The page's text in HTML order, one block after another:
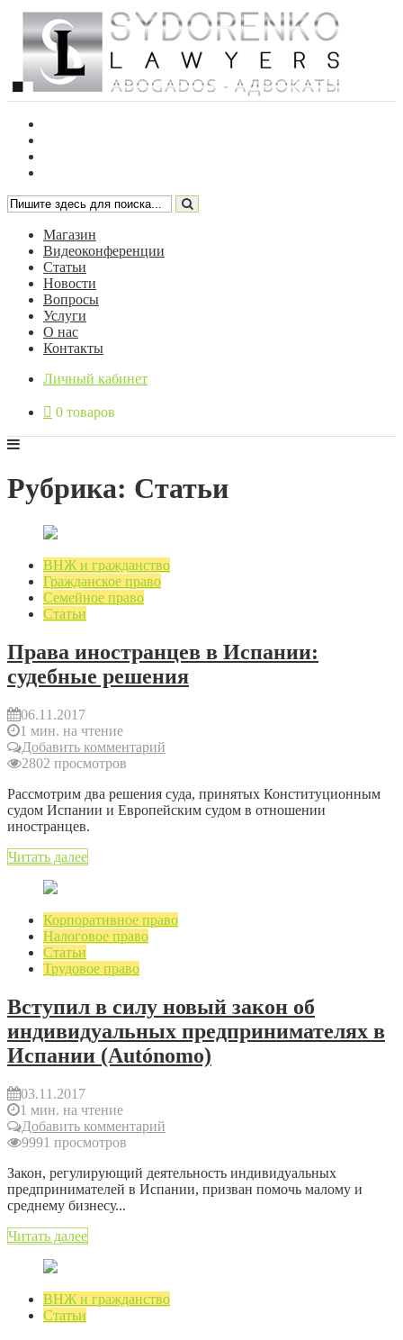
Магазин
Видеоконференции
Статьи
Новости
Вопросы
Услуги
О нас
Контакты
Личный кабинет
0 товаров
Рубрика: Статьи
ВНЖ и гражданство
Гражданское право
Семейное право
Статьи
Права иностранцев в Испании:
судебные решения
06.11.2017
1 мин. на чтение
Добавить комментарий
2802 просмотров
Рассмотрим два решения суда, принятых Конституционным
судом Испании и Европейским судом в отношении
иностранцев.
Читать далее
Корпоративное право
Налоговое право
Статьи
Трудовое право
Вступил в силу новый закон об
индивидуальных предпринимателях в
Испании (Autónomo)
03.11.2017
1 мин. на чтение
Добавить комментарий
9991 просмотров
Закон, регулирующий деятельность индивидуальных
предпринимателей в Испании, призван помочь малому и
среднему бизнесу...
Читать далее
ВНЖ и гражданство
Статьи